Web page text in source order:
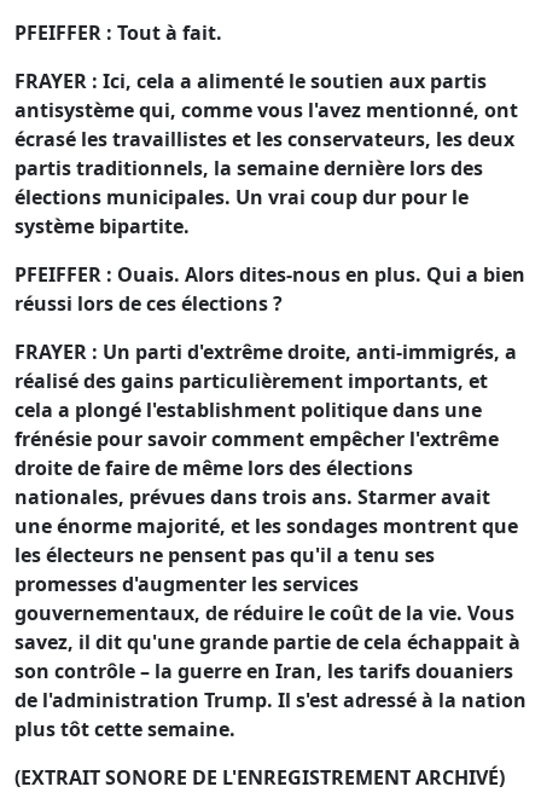
PFEIFFER : Tout à fait.
FRAYER : Ici, cela a alimenté le soutien aux partis
antisystème qui, comme vous l'avez mentionné, ont
écrasé les travaillistes et les conservateurs, les deux
partis traditionnels, la semaine dernière lors des
élections municipales. Un vrai coup dur pour le
système bipartite.
PFEIFFER : Ouais. Alors dites-nous en plus. Qui a bien
réussi lors de ces élections ?
FRAYER : Un parti d'extrême droite, anti-immigrés, a
réalisé des gains particulièrement importants, et
cela a plongé l'establishment politique dans une
frénésie pour savoir comment empêcher l'extrême
droite de faire de même lors des élections
nationales, prévues dans trois ans. Starmer avait
une énorme majorité, et les sondages montrent que
les électeurs ne pensent pas qu'il a tenu ses
promesses d'augmenter les services
gouvernementaux, de réduire le coût de la vie. Vous
savez, il dit qu'une grande partie de cela échappait à
son contrôle – la guerre en Iran, les tarifs douaniers
de l'administration Trump. Il s'est adressé à la nation
plus tôt cette semaine.
(EXTRAIT SONORE DE L'ENREGISTREMENT ARCHIVÉ)